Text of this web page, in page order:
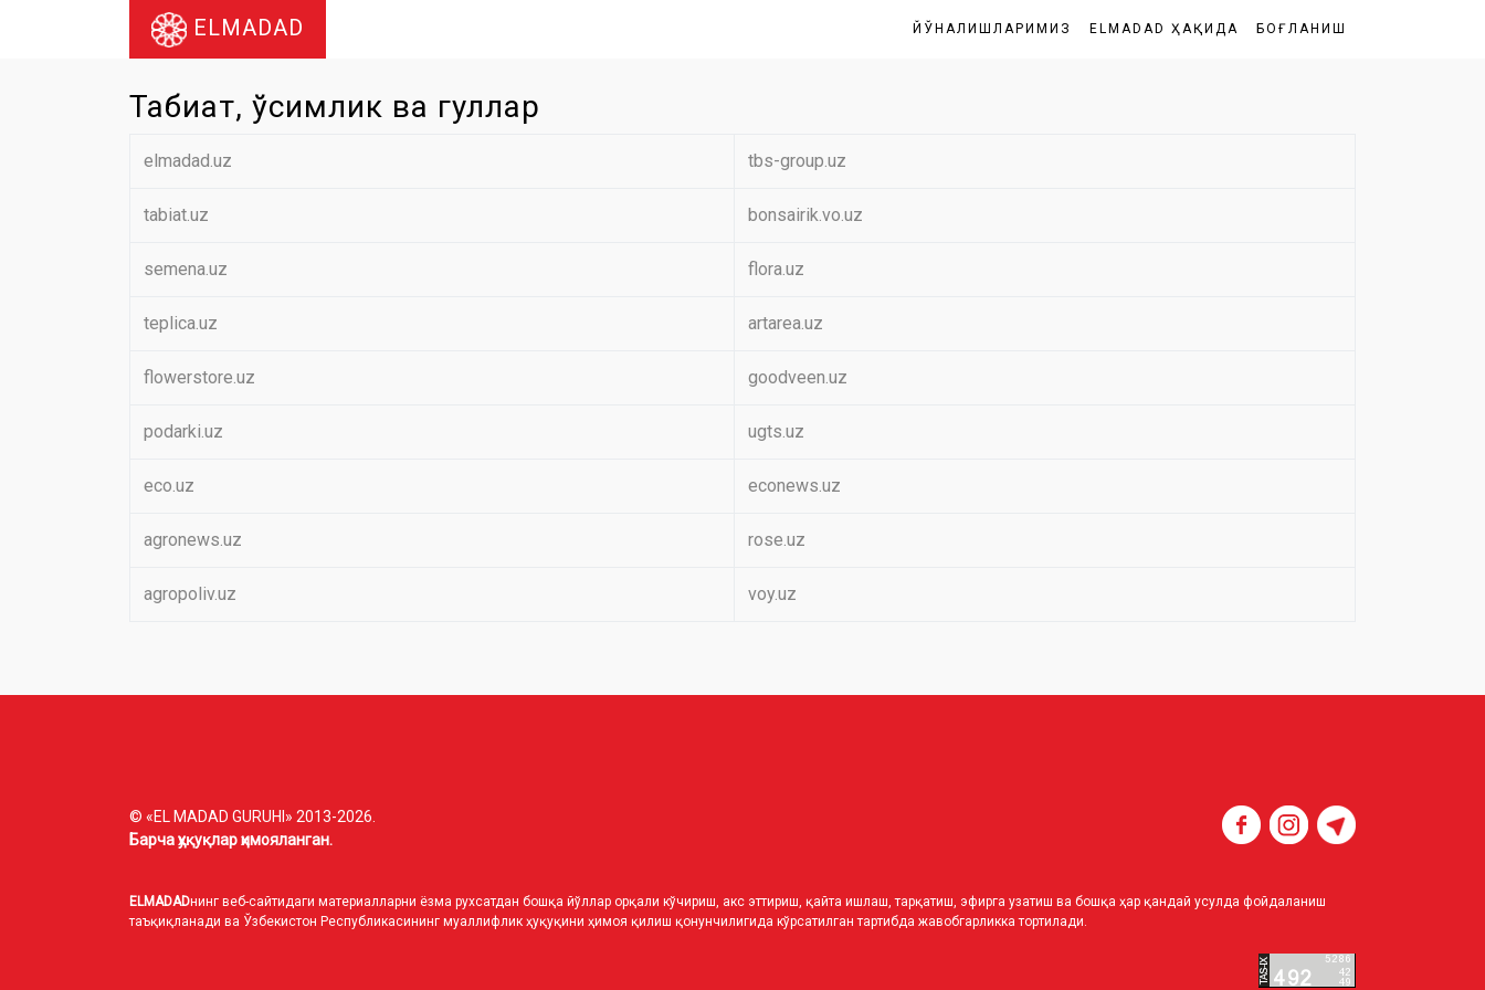
ELMADAD ЙЎНАЛИШЛАРИМИЗ ELMADAD ҲАҚИДА БОҒЛАНИШ
Табиат, ўсимлик ва гуллар
elmadad.uz tbs-group.uz
tabiat.uz bonsairik.vo.uz
semena.uz flora.uz
teplica.uz artarea.uz
flowerstore.uz goodveen.uz
podarki.uz ugts.uz
eco.uz econews.uz
agronews.uz rose.uz
agropoliv.uz voy.uz
© «EL MADAD GURUHI» 2013-2026.
Барча ҳуқуқлар ҳимояланган.
ELMADADнинг веб-сайтидаги материалларни ёзма рухсатдан бошқа йўллар орқали кўчириш, акс эттириш, қайта ишлаш, тарқатиш, эфирга узатиш ва бошқа ҳар қандай усулда фойдаланиш
таъқиқланади ва Ўзбекистон Республикасининг муаллифлик ҳуқуқини ҳимоя қилиш қонунчилигида кўрсатилган тартибда жавобгарликка тортилади.